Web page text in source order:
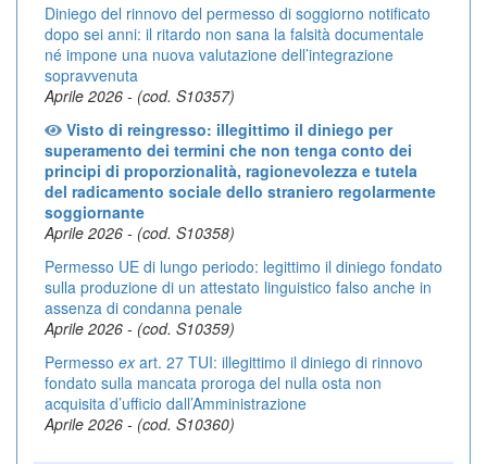
Diniego del rinnovo del permesso di soggiorno notificato
dopo sei anni: il ritardo non sana la falsità documentale
né impone una nuova valutazione dell’integrazione
sopravvenuta
Aprile 2026 - (cod. S10357)
Visto di reingresso: illegittimo il diniego per
superamento dei termini che non tenga conto dei
principi di proporzionalità, ragionevolezza e tutela
del radicamento sociale dello straniero regolarmente
soggiornante
Aprile 2026 - (cod. S10358)
Permesso UE di lungo periodo: legittimo il diniego fondato
sulla produzione di un attestato linguistico falso anche in
assenza di condanna penale
Aprile 2026 - (cod. S10359)
Permesso exart. 27 TUI: illegittimo il diniego di rinnovo
fondato sulla mancata proroga del nulla osta non
acquisita d’ufficio dall’Amministrazione
Aprile 2026 - (cod. S10360)